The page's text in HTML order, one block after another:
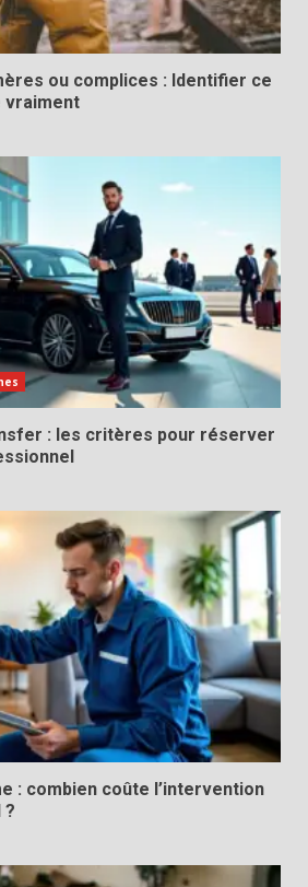
ou complices : Identifier ce
vraiment
: les critères pour réserver
: combien coûte l’intervention
?